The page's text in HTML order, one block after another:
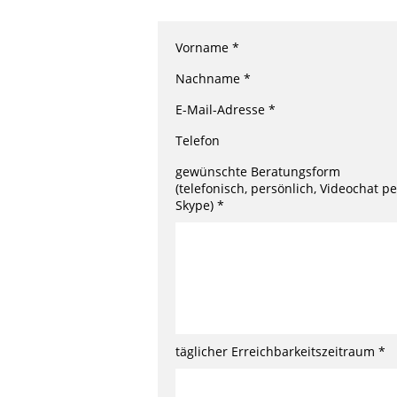
Vorname *
Nachname *
E-Mail-Adresse *
Telefon
gewünschte Beratungsform
(telefonisch, persönlich, Videochat
Skype) *
täglicher Erreichbarkeitszeitraum *